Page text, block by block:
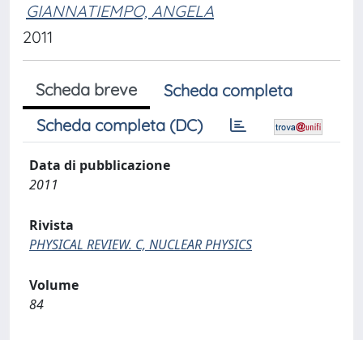
GIANNATIEMPO, ANGELA
2011
Scheda breve
Scheda completa
Scheda completa (DC)
Data di pubblicazione
2011
Rivista
PHYSICAL REVIEW. C, NUCLEAR PHYSICS
Volume
84